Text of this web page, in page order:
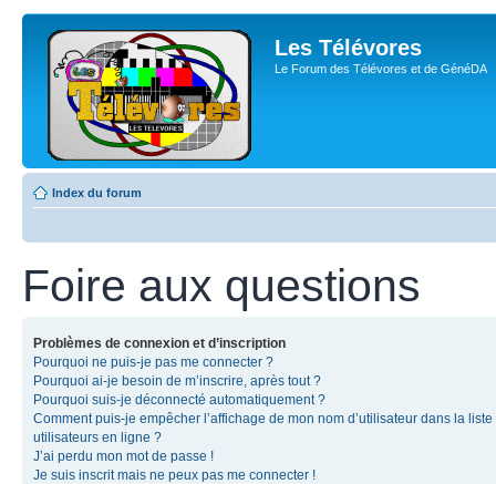
Les Télévores
Le Forum des Télévores et de GénéDA
Index du forum
Foire aux questions
Problèmes de connexion et d’inscription
Pourquoi ne puis-je pas me connecter ?
Pourquoi ai-je besoin de m’inscrire, après tout ?
Pourquoi suis-je déconnecté automatiquement ?
Comment puis-je empêcher l’affichage de mon nom d’utilisateur dans la liste
utilisateurs en ligne ?
J’ai perdu mon mot de passe !
Je suis inscrit mais ne peux pas me connecter !